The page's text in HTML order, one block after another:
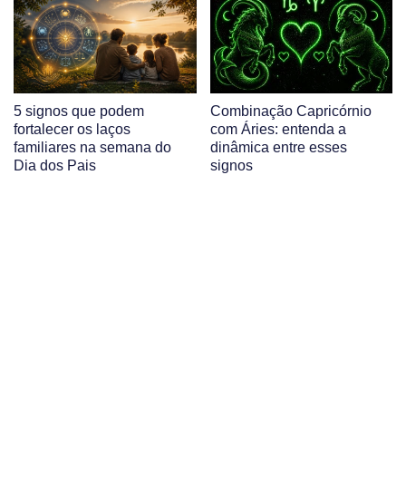
5 signos que podem
fortalecer os laços
familiares na semana do
Dia dos Pais
Combinação Capricórnio
com Áries: entenda a
dinâmica entre esses
signos